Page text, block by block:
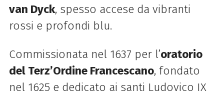
van Dyck, spesso accese da vibranti
rossi e profondi blu.
Commissionata nel 1637 per l’oratorio
del Terz’Ordine Francescano, fondato
nel 1625 e dedicato ai santi Ludovico IX